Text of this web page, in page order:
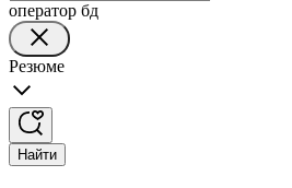
оператор бд
Резюме
Найти